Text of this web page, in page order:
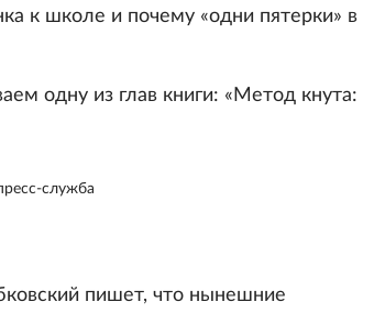
к школе и почему «одни пятерки» в
одну из глав книги: «Метод кнута:
служба
пишет, что нынешние